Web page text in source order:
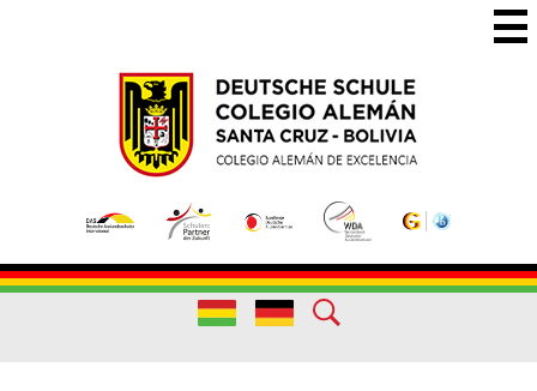
to
main
content
Colegio
Santa
Cruz
Colegio
de
Excelencia
Useful
Links
Useful